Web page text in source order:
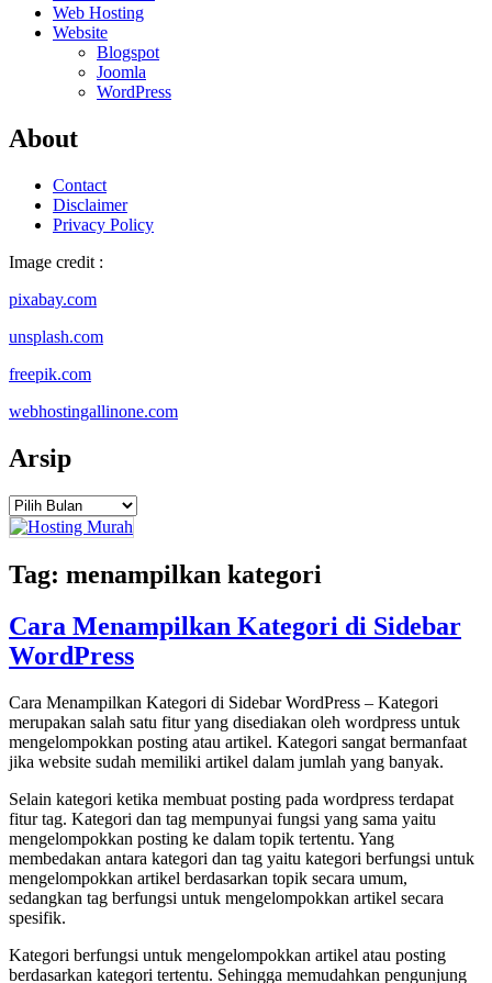
Web Hosting
Website
Blogspot
Joomla
WordPress
About
Contact
Disclaimer
Privacy Policy
Image credit :
pixabay.com
unsplash.com
freepik.com
webhostingallinone.com
Arsip
Arsip
Tag: menampilkan kategori
Cara Menampilkan Kategori di Sidebar
WordPress
Cara Menampilkan Kategori di Sidebar WordPress – Kategori
merupakan salah satu fitur yang disediakan oleh wordpress untuk
mengelompokkan posting atau artikel. Kategori sangat bermanfaat
jika website sudah memiliki artikel dalam jumlah yang banyak.
Selain kategori ketika membuat posting pada wordpress terdapat
fitur tag. Kategori dan tag mempunyai fungsi yang sama yaitu
mengelompokkan posting ke dalam topik tertentu. Yang
membedakan antara kategori dan tag yaitu kategori berfungsi untuk
mengelompokkan artikel berdasarkan topik secara umum,
sedangkan tag berfungsi untuk mengelompokkan artikel secara
spesifik.
Kategori berfungsi untuk mengelompokkan artikel atau posting
berdasarkan kategori tertentu. Sehingga memudahkan pengunjung